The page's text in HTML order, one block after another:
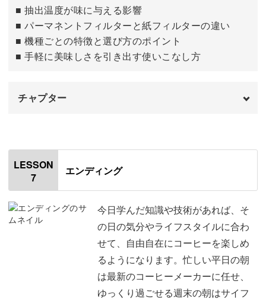
コーヒーを抽出する
まとめ
おわりに
■ 抽出温度が味に与える影響
■ パーマネントフィルターと紙フィルターの違い
■ 機種ごとの特徴と選び方のポイント
■ 手軽に美味しさを引き出す使いこなし方
チャプター
ラッセルホブス ベーシックドリップについ
て
EPEIOS スマートコーヒーメーカーMocca
について
KEURIG カプセル式コーヒーマシンについ
05:20
06:19
LESSON
7
エンディング
今日学んだ知識や技術があれば、そ
の日の気分やライフスタイルに合わ
せて、自由自在にコーヒーを楽しめ
るようになります。忙しい平日の朝
は最新のコーヒーメーカーに任せ、
ゆっくり過ごせる週末の朝はサイフ